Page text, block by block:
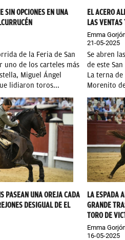
SIN OPCIONES EN UNA
de la Feria de San
uno de los carteles más
Miguel Ángel
lidiaron toros...
EL ACERO
LAS
Emma
21-05-2025
Se abren
de este
La terna
Morenito
PASEAN UNA OREJA CADA
DESIGUAL DE EL
LA ESPADA
GRANDE
TORO DE
Emma
16-05-2025